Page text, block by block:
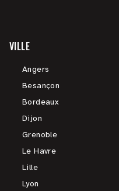
VILLE
Angers
Besançon
Bordeaux
Dijon
Grenoble
Le Havre
Lille
Lyon